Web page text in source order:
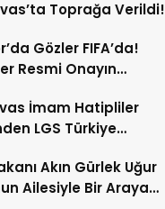
Toprağa Verildi!
Gözler FIFA’da!
Resmi Onayın
İmam Hatipliler
LGS Türkiye
Akın Gürlek Uğur
Ailesiyle Bir Araya